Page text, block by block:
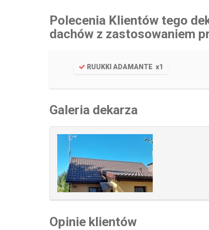
Polecenia Klientów tego
dachów z zastosowaniem
RUUKKI ADAMANTE x1
Galeria dekarza
Opinie klientów